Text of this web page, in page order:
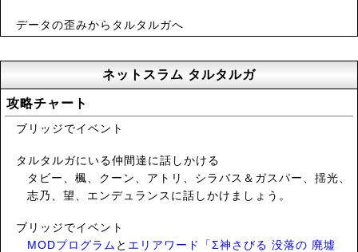
データの歪みからタルタルガへ
ネットスラム タルタルガ
攻略チャート
ブリッジでイベント
タルタルガにいる仲間達に話しかける
タビー、楓、クーン、アトリ、シラバス＆ガスパー、揺光、
志乃、望、エンデュランスに話しかけましょう。
ブリッジでイベント
MODプログラム と エリアワード「Σ神さびる 没落の 廃墟